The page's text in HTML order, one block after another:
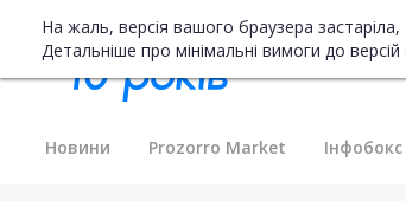
На жаль, версія вашого браузера
Детальніше про мінімальні вимоги до
Новини Prozorro Market Інфобокс